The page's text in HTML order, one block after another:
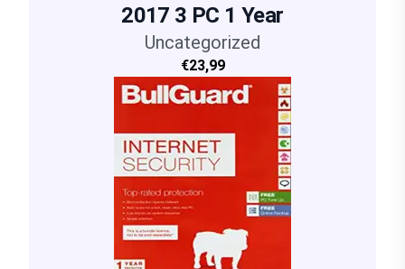
2017 3 PC 1 Year
Uncategorized
€23,99